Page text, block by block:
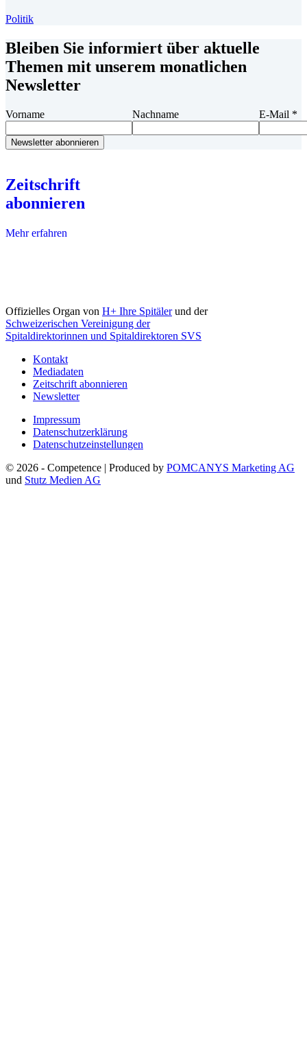
Politik
Bleiben Sie informiert über aktuelle
Themen mit unserem monatlichen
Newsletter
Vorname Nachname E-Mail *
Zeitschrift
abonnieren
Mehr erfahren
Offizielles Organ von H+ Ihre Spitälerund der
Schweizerischen Vereinigung der
Spitaldirektorinnen und Spitaldirektoren SVS
Kontakt
Mediadaten
Zeitschrift abonnieren
Newsletter
Impressum
Datenschutzerklärung
Datenschutzeinstellungen
© 2026 - Competence | Produced by POMCANYS Marketing AG
und Stutz Medien AG